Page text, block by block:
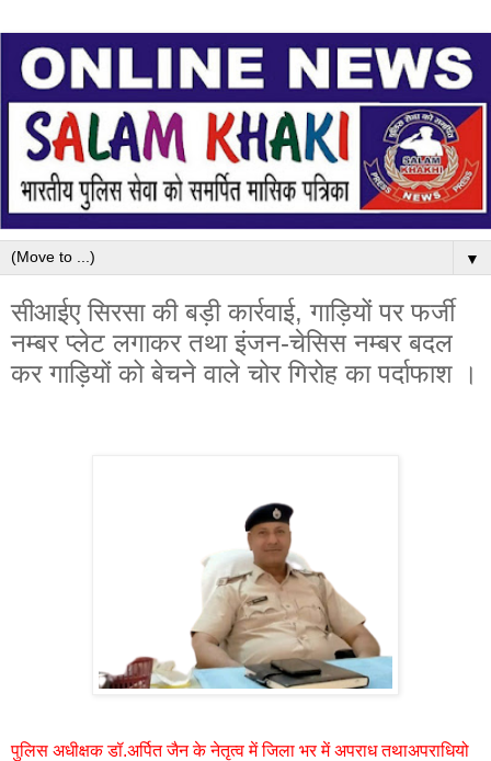
▼
सीआईए सिरसा की बड़ी कार्रवाई, गाड़ियों पर फर्जी
नम्बर प्लेट लगाकर तथा इंजन-चेसिस नम्बर बदल
कर गाड़ियों को बेचने वाले चोर गिरोह का पर्दाफाश ।
पुलिस अधीक्षक डॉ.अर्पित जैन के नेतृत्व में जिला भर में अपराध तथाअपराधियो